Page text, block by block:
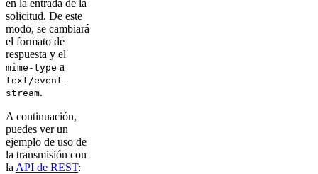
en la entrada de la
solicitud. De este
modo, se cambiará
el formato de
respuesta y el
mime-type a
text/event-
stream.
A continuación,
puedes ver un
ejemplo de uso de
la transmisión con
la API de REST: